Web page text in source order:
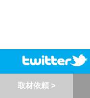
取材依頼 >